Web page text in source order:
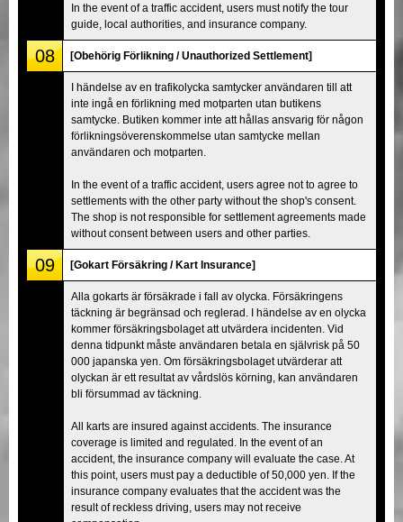
In the event of a traffic accident, users must notify the tour
guide, local authorities, and insurance company.
08 [Obehörig Förlikning / Unauthorized Settlement]
I händelse av en trafikolycka samtycker användaren till att
inte ingå en förlikning med motparten utan butikens
samtycke. Butiken kommer inte att hållas ansvarig för någon
förlikningsöverenskommelse utan samtycke mellan
användaren och motparten.
In the event of a traffic accident, users agree not to agree to
settlements with the other party without the shop's consent.
The shop is not responsible for settlement agreements made
without consent between users and other parties.
09 [Gokart Försäkring / Kart Insurance]
Alla gokarts är försäkrade i fall av olycka. Försäkringens
täckning är begränsad och reglerad. I händelse av en olycka
kommer försäkringsbolaget att utvärdera incidenten. Vid
denna tidpunkt måste användaren betala en självrisk på 50
000 japanska yen. Om försäkringsbolaget utvärderar att
olyckan är ett resultat av vårdslös körning, kan användaren
bli försummad av täckning.
All karts are insured against accidents. The insurance
coverage is limited and regulated. In the event of an
accident, the insurance company will evaluate the case. At
this point, users must pay a deductible of 50,000 yen. If the
insurance company evaluates that the accident was the
result of reckless driving, users may not receive